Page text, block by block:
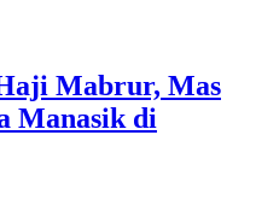
Mabrur, Mas
Manasik di